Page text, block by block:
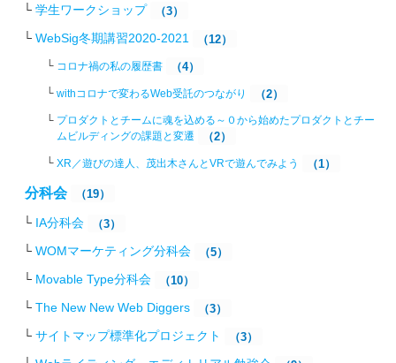
学生ワークショップ （3）
WebSig冬期講習2020-2021 （12）
コロナ禍の私の履歴書 （4）
withコロナで変わるWeb受託のつながり （2）
プロダクトとチームに魂を込める～０から始めたプロダクトとチー
ムビルディングの課題と変遷
（2）
XR／遊びの達人、茂出木さんとVRで遊んでみよう （1）
分科会 （19）
IA分科会 （3）
WOMマーケティング分科会 （5）
Movable Type分科会 （10）
The New New Web Diggers （3）
サイトマップ標準化プロジェクト （3）